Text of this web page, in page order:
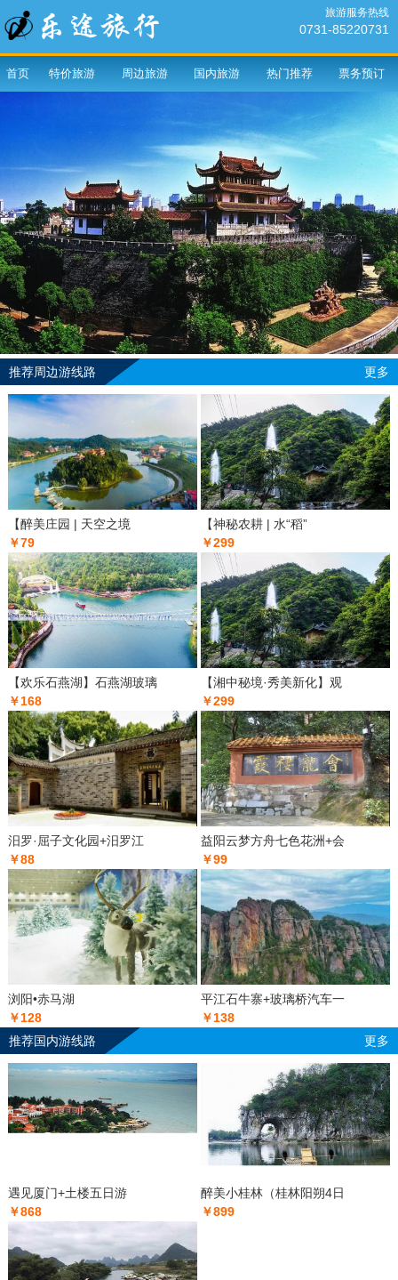
旅游服务热线
0731-85220731
首页 特价旅游 周边旅游 国内旅游 热门推荐 票务预订
推荐周边游线路 更多
【醉美庄园 | 天空之境
￥79
【神秘农耕 | 水“稻”
￥299
【欢乐石燕湖】石燕湖玻璃
￥168
【湘中秘境·秀美新化】观
￥299
汨罗·屈子文化园+汨罗江
￥88
益阳云梦方舟七色花洲+会
￥99
浏阳•赤马湖
￥128
平江石牛寨+玻璃桥汽车一
￥138
推荐国内游线路
更多
遇见厦门+土楼五日游
￥868
醉美小桂林（桂林阳朔4日
￥899